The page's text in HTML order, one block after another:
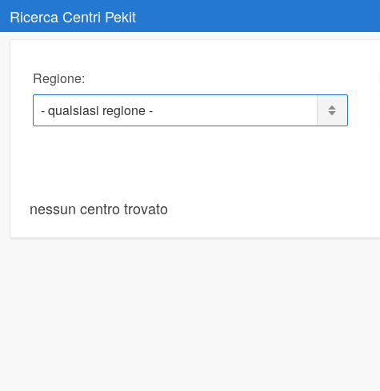
Ricerca Centri Pekit
Regione:
ricerca
nessun centro trovato